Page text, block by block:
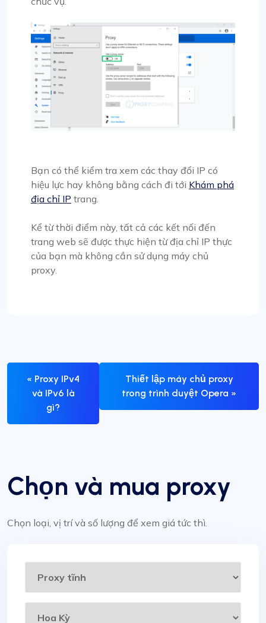
Bạn có thể kiểm tra xem các thay đổi IP có
hiệu lực hay không bằng cách đi tới Khám phá
địa chỉ IP trang.
Kể từ thời điểm này, tất cả các kết nối đến
trang web sẽ được thực hiện từ địa chỉ IP thực
của bạn mà không cần sử dụng máy chủ
proxy.
« Proxy IPv4
và IPv6 là
gì?
Thiết lập máy chủ proxy
trong trình duyệt Opera »
Chọn và mua proxy
Chọn loại, vị trí và số lượng để xem giá tức thì.